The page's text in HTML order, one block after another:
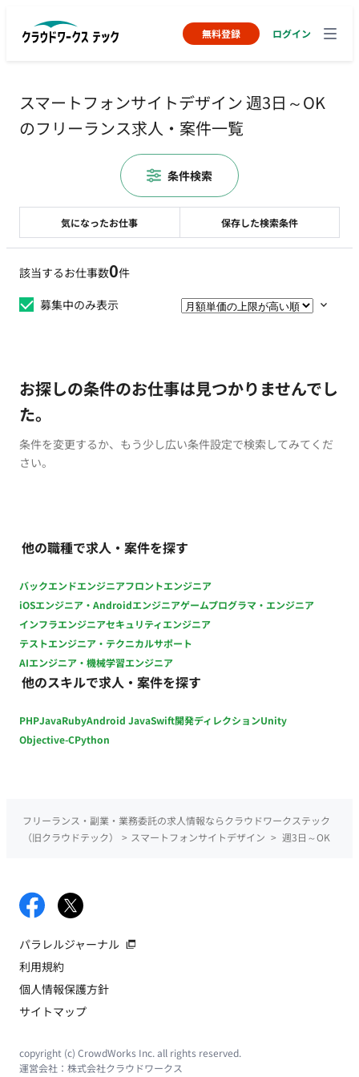
無料登録 ログイン
スマートフォンサイトデザイン 週3日～OK
のフリーランス求人・案件一覧
該当するお仕事数0件
募集中のみ表示
お探しの条件のお仕事は見つかりませんでし
た。
条件を変更するか、もう少し広い条件設定で検索してみてくだ
さい。
他の職種で求人・案件を探す
バックエンドエンジニアフロントエンジニア
iOSエンジニア・Androidエンジニアゲームプログラマ・エンジニア
インフラエンジニアセキュリティエンジニア
テストエンジニア・テクニカルサポート
AIエンジニア・機械学習エンジニア
他のスキルで求人・案件を探す
PHPJavaRubyAndroid JavaSwift開発ディレクションUnity
Objective-CPython
気になったお仕事 保存した検索条件
条件検索
フリーランス・副業・業務委託の求人情報ならクラウドワークステック
（旧クラウドテック）
> スマートフォンサイトデザイン > 週3日～OK
パラレルジャーナル
利用規約
個人情報保護方針
サイトマップ
copyright (c) CrowdWorks Inc. all rights reserved.
運営会社： 株式会社クラウドワークス